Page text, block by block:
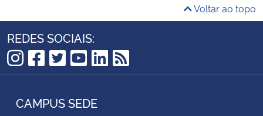
Voltar ao topo
REDES SOCIAIS:
Instagram
Facebook
Twitter
YouTube
LinkedIn
RSS
CAMPUS SEDE